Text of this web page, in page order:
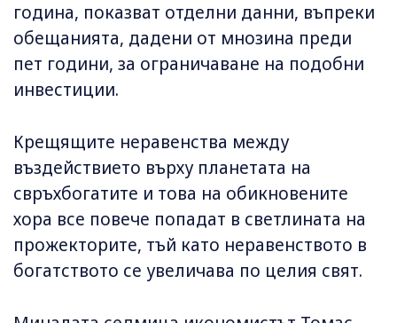
година, показват отделни данни, въпреки
обещанията, дадени от мнозина преди
пет години, за ограничаване на подобни
инвестиции.
Крещящите неравенства между
въздействието върху планетата на
свръхбогатите и това на обикновените
хора все повече попадат в светлината на
прожекторите, тъй като неравенството в
богатството се увеличава по целия свят.